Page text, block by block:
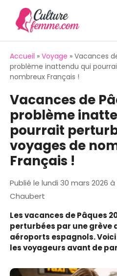
contenu
Accueil » Voyage » Vacances
problème inattendu qui
nombreux Français !
Vacances de
problème
pourrait
voyages de
Français !
Publié le lundi 30 mars 2026 à
Chaubert
Les vacances de Pâques
perturbées par une grève
aéroports espagnols.
les voyageurs avant de